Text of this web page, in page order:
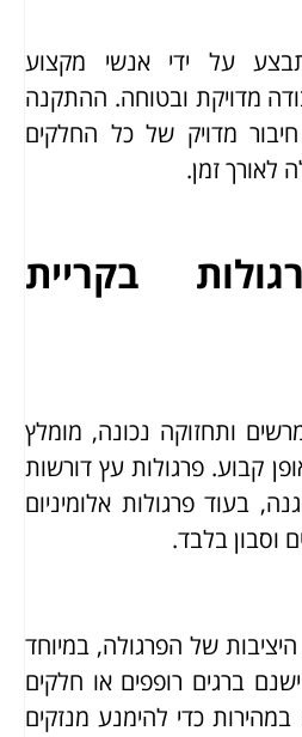
על ידי אנשי מקצוע
מדויקת ובטוחה. ההתקנה
מדויק של כל החלקים
לאורך זמן.
בקריית
ותחזוקה נכונה, מומלץ
קבוע. פרגולות עץ דורשות
בעוד פרגולות אלומיניום
וסבון בלבד.
של הפרגולה, במיוחד
ברגים רופפים או חלקים
כדי להימנע מנזקים